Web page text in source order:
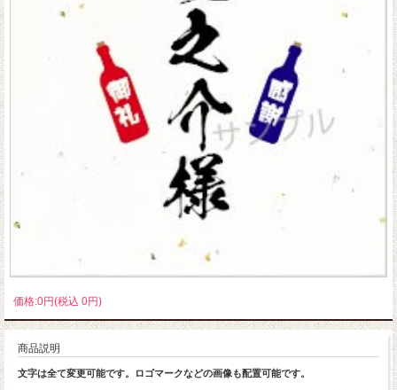
価格:0円(税込 0円)
商品説明
文字は全て変更可能です。ロゴマークなどの画像も配置可能です。